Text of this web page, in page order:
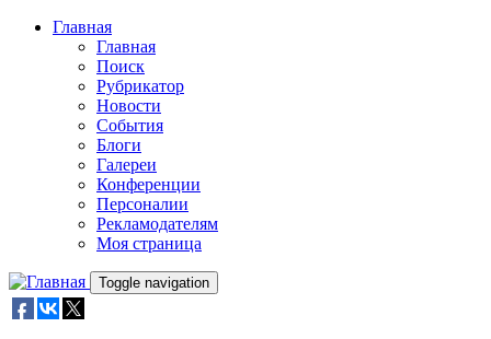
Skip to main content
Главная
Главная
Поиск
Рубрикатор
Новости
События
Блоги
Галереи
Конференции
Персоналии
Рекламодателям
Моя страница
Toggle navigation